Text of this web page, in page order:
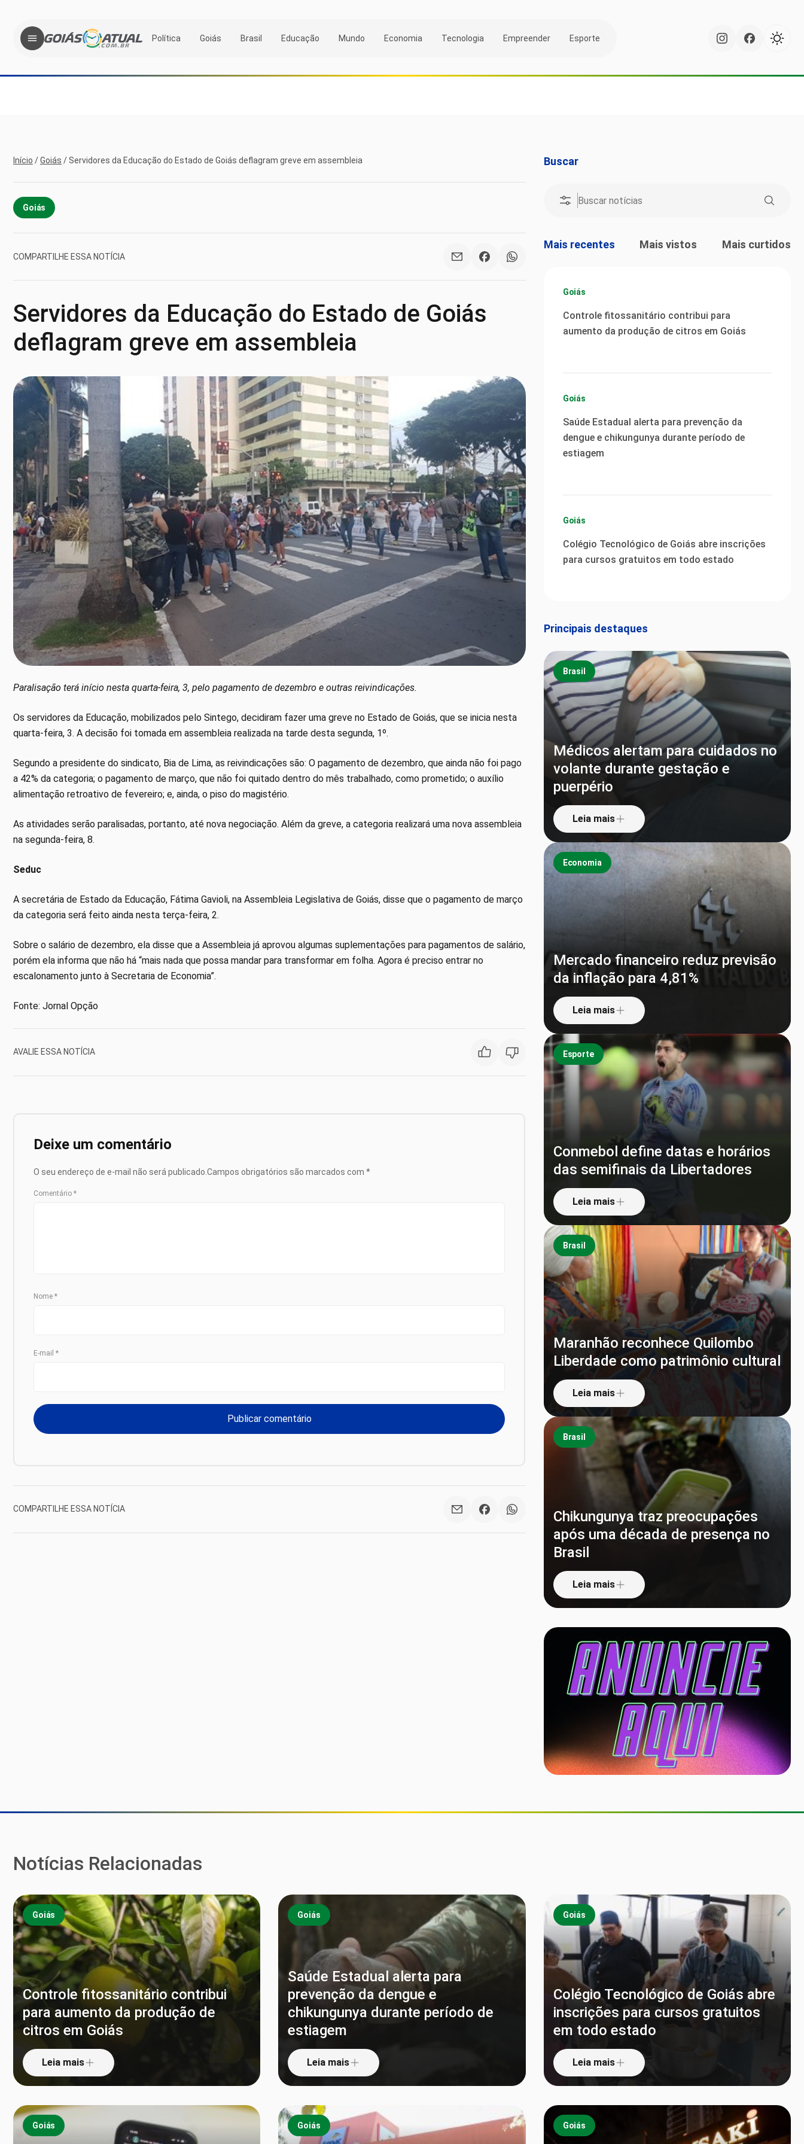
Política Goiás Brasil Educação Mundo Economia Tecnologia Empreender Esporte
Início /Goiás / Servidores da Educação do Estado de Goiás deflagram greve em assembleia
Goiás
COMPARTILHE ESSA NOTÍCIA
Servidores da Educação do Estado de Goiás
deflagram greve em assembleia
Paralisação terá início nesta quarta-feira, 3, pelo pagamento de dezembro e outras reivindicações.
Os servidores da Educação, mobilizados pelo Sintego, decidiram fazer uma greve no Estado de Goiás, que se inicia nesta
quarta-feira, 3. A decisão foi tomada em assembleia realizada na tarde desta segunda, 1º.
Segundo a presidente do sindicato, Bia de Lima, as reivindicações são: O pagamento de dezembro, que ainda não foi pago
a 42% da categoria; o pagamento de março, que não foi quitado dentro do mês trabalhado, como prometido; o auxílio
alimentação retroativo de fevereiro; e, ainda, o piso do magistério.
As atividades serão paralisadas, portanto, até nova negociação. Além da greve, a categoria realizará uma nova assembleia
na segunda-feira, 8.
Seduc
A secretária de Estado da Educação, Fátima Gavioli, na Assembleia Legislativa de Goiás, disse que o pagamento de março
da categoria será feito ainda nesta terça-feira, 2.
Sobre o salário de dezembro, ela disse que a Assembleia já aprovou algumas suplementações para pagamentos de salário,
porém ela informa que não há “mais nada que possa mandar para transformar em folha. Agora é preciso entrar no
escalonamento junto à Secretaria de Economia”.
Fonte: Jornal Opção
AVALIE ESSA NOTÍCIA
Deixe um comentário
O seu endereço de e-mail não será publicado. Campos obrigatórios são marcados com *
Comentário *
Nome *
E-mail *
COMPARTILHE ESSA NOTÍCIA
Buscar
Mais recentes Mais vistos Mais curtidos
Goiás
Controle fitossanitário contribui para
aumento da produção de citros em Goiás
Goiás
Saúde Estadual alerta para prevenção da
dengue e chikungunya durante período de
estiagem
Goiás
Colégio Tecnológico de Goiás abre inscrições
para cursos gratuitos em todo estado
Principais destaques
Brasil
Médicos alertam para cuidados no
volante durante gestação e
puerpério
Leia mais
Economia
Mercado financeiro reduz previsão
da inflação para 4,81%
Leia mais
Esporte
Conmebol define datas e horários
das semifinais da Libertadores
Leia mais
Brasil
Maranhão reconhece Quilombo
Liberdade como patrimônio cultural
Leia mais
Brasil
Chikungunya traz preocupações
após uma década de presença no
Brasil
Leia mais
Notícias Relacionadas
Goiás
Controle fitossanitário contribui
para aumento da produção de
citros em Goiás
Leia mais
Goiás
Saúde Estadual alerta para
prevenção da dengue e
chikungunya durante período de
estiagem
Leia mais
Goiás
Colégio Tecnológico de Goiás abre
inscrições para cursos gratuitos
em todo estado
Leia mais
Goiás Goiás Goiás